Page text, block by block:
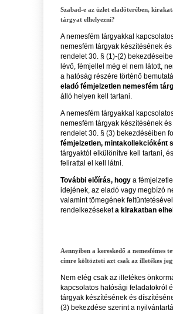
Szabad-e az üzlet eladóterében,
tárgyat elhelyezni?
A nemesfém tárgyakkal
nemesfém tárgyak készítésének
rendelet 30. § (1)-(2)
lévő, fémjellel még el nem látott,
a hatóság részére történő
eladó fémjelzetlen nemesfém
álló helyen kell tartani.
A nemesfém tárgyakkal
nemesfém tárgyak készítésének
rendelet 30. § (3) bekezdéséiben
fémjelzetlen, mintakollekcióként
tárgyaktól elkülönítve kell tartani,
felirattal el kell látni.
További előírás, hogy a
idejének, az eladó vagy megbízó
valamint tömegének
rendelkezéseketa kirakatban
Aennyiben a kereskedő a nemesfémes
címre költözteti azt csak az illetékes
Nem elég csak az illetékes
kapcsolatos hatósági feladatokról
tárgyak készítésének és
(3) bekezdése szerint a